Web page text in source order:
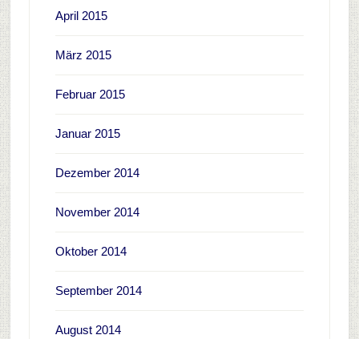
April 2015
März 2015
Februar 2015
Januar 2015
Dezember 2014
November 2014
Oktober 2014
September 2014
August 2014